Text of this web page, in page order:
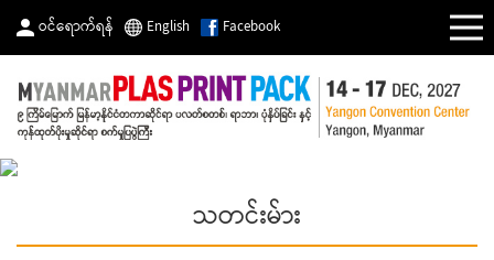
ဝင်ရောက်ရန် English Facebook
သတင်းမ်ား